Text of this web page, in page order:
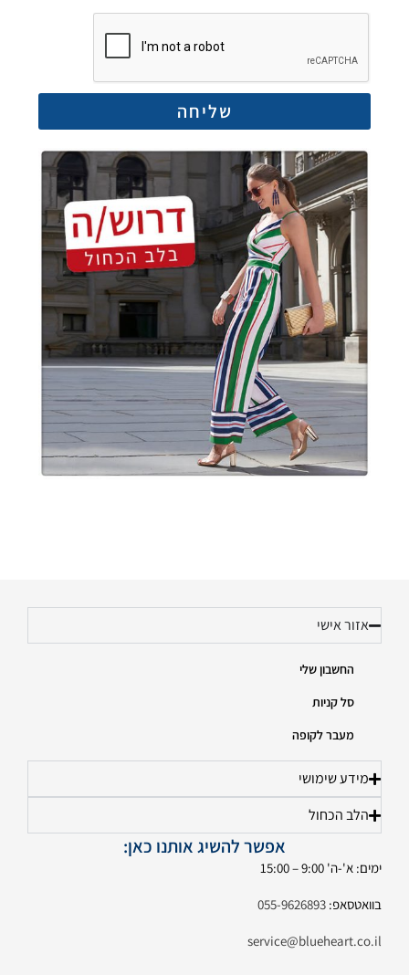
שליחה
אזור אישי
החשבון שלי
סל קניות
מעבר לקופה
מידע שימושי
הלב הכחול
אפשר להשיג אותנו כאן:
ימים: א'-ה' 9:00 – 15:00
בוואטסאפ: 055-9626893
service@blueheart.co.il